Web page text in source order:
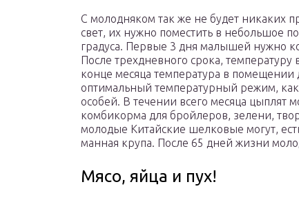
С молодняком так же не будет никаких
свет, их нужно поместить в небольшое
градуса. Первые 3 дня малышей нужно
После трехдневного срока,
конце месяца температура в помещении
оптимальный температурный режим,
особей. В течении всего месяца
комбикорма для бройлеров, зелени,
молодые Китайские шелковые могут,
манная крупа. После 65 дней жизни
Мясо, яйца и пух!